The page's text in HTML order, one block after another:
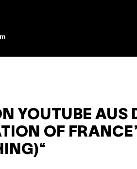
YOUTUBE AUS
OF